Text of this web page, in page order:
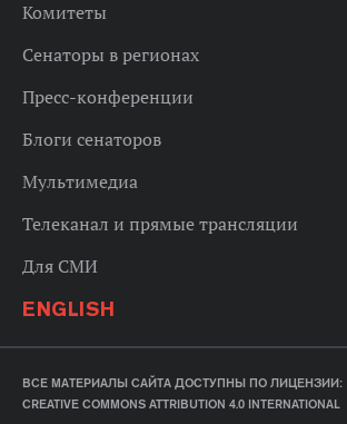
Комитеты
Сенаторы в регионах
Пресс-конференции
Блоги сенаторов
Мультимедиа
Телеканал и прямые трансляции
Для СМИ
ENGLISH
ВСЕ МАТЕРИАЛЫ САЙТА ДОСТУПНЫ ПО ЛИЦЕНЗИИ:
CREATIVE COMMONS ATTRIBUTION 4.0 INTERNATIONAL